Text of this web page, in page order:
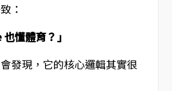
：
懂體育？」
發現，它的核心邏輯其實很